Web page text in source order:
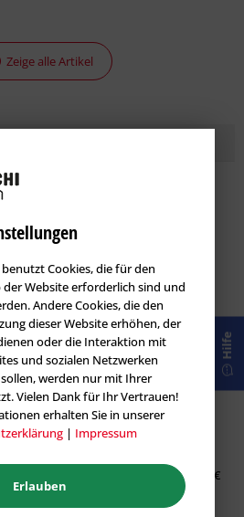
Zeige alle Artikel
GORI 33 Sensitiv-Lasur
Holzlasur
Artikel-Nr.: GOR-100019
26,63 €
Hilfe
benutzt Cookies, die für den
Website erforderlich sind und
Andere Cookies, die den
dieser Website erhöhen, der
oder die Interaktion mit
und sozialen Netzwerken
werden nur mit Ihrer
Vielen Dank für Ihr Vertrauen!
erhalten Sie in unserer
| Impressum
Erlauben